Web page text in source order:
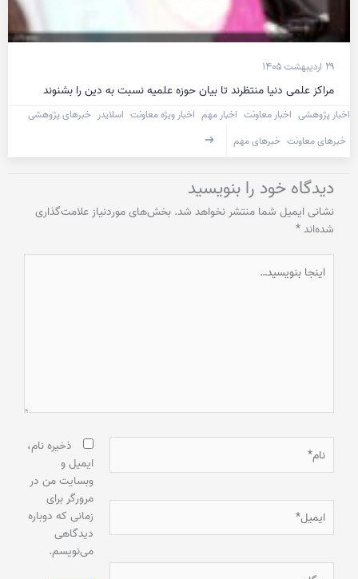
۲۹ اردیبهشت ۱۴۰۵
مراکز علمی دنیا منتظرند تا بیان حوزه علمیه نسبت به دین را بشنوند
اخبار پژوهشی اخبار معاونت اخبار مهم اخبار ویژه معاونت اسلایدر خبرهای پژوهشی
خبرهای معاونت خبرهای مهم
دیدگاه‌ خود را بنویسید
نشانی ایمیل شما منتشر نخواهد شد. بخش‌های موردنیاز علامت‌گذاری
شده‌اند*
بنویسید…
ذخیره نام،
ایمیل و
وبسایت من در
مرورگر برای
زمانی که دوباره
دیدگاهی
می‌نویسم.